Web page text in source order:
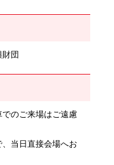
団
のご来場はご遠慮
当日直接会場へお